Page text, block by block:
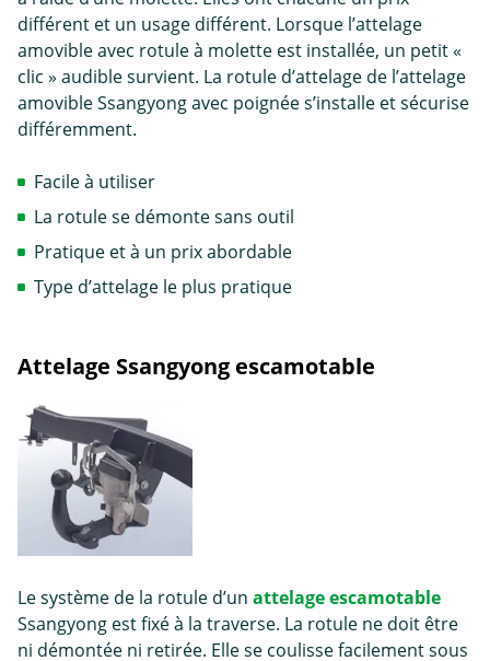
différent et un usage différent. Lorsque l’attelage
amovible avec rotule à molette est installée, un petit «
clic » audible survient. La rotule d’attelage de l’attelage
amovible Ssangyong avec poignée s’installe et sécurise
différemment.
Facile à utiliser
La rotule se démonte sans outil
Pratique et à un prix abordable
Type d’attelage le plus pratique
Attelage Ssangyong escamotable
Le système de la rotule d’un attelage escamotable
Ssangyong est fixé à la traverse. La rotule ne doit être
ni démontée ni retirée. Elle se coulisse facilement sous